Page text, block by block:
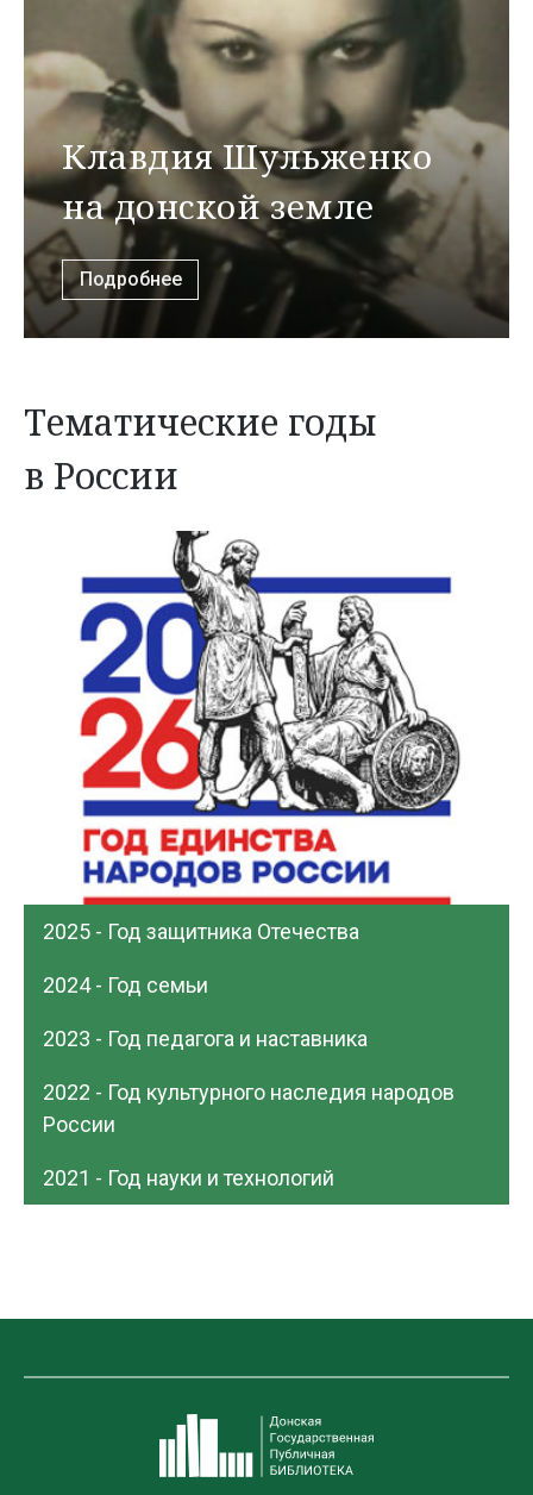
Клавдия Шульженко
на донской земле
Подробнее
Тематические годы
в России
2025 - Год защитника Отечества
2024 - Год семьи
2023 - Год педагога и наставника
2022 - Год культурного наследия народов
России
2021 - Год науки и технологий